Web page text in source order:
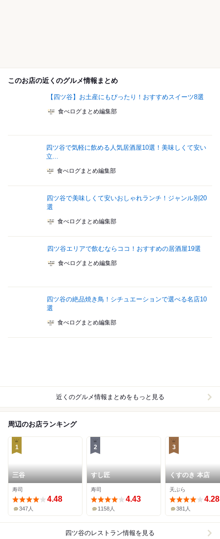
このお店の近くのグルメ情報まとめ
【四ツ谷】お土産にもぴったり！おすすめスイーツ8選
食べログまとめ編集部
四ツ谷で気軽に飲める人気居酒屋10選！美味しくて安い
立...
食べログまとめ編集部
四ツ谷で美味しくて安いおしゃれランチ！ジャンル別20
選
食べログまとめ編集部
四ツ谷エリアで飲むならココ！おすすめの居酒屋19選
食べログまとめ編集部
四ツ谷の絶品焼き鳥！シチュエーションで選べる名店10
選
食べログまとめ編集部
近くのグルメ情報まとめをもっと見る
周辺のお店ランキング
1
三谷
寿司
4.48
347人
2
すし匠
寿司
4.43
1158人
3
くすのき 本店
天ぷら
4.28
381人
四ツ谷のレストラン情報を見る